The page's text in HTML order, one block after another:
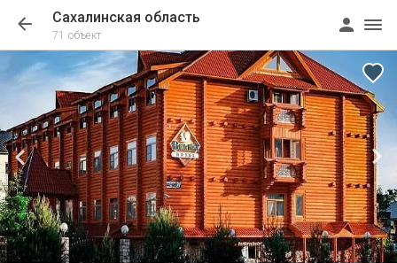
Сахалинская область
71 объект